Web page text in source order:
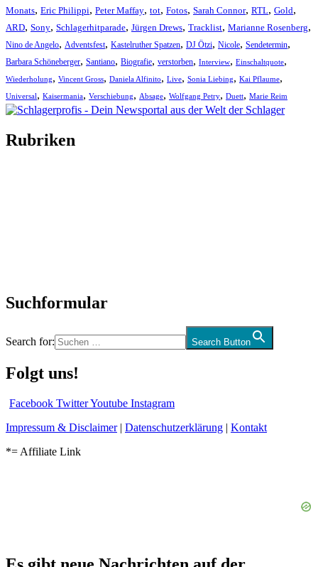
Monats, Eric Philippi, Peter Maffay, tot, Fotos, Sarah Connor, RTL, Gold,
ARD, Sony, Schlagerhitparade, Jürgen Drews, Tracklist, Marianne Rosenberg,
Nino de Angelo, Adventsfest, Kastelruther Spatzen, DJ Ötzi, Nicole, Sendetermin,
Barbara Schöneberger, Santiano, Biografie, verstorben, Interview, Einschaltquote,
Wiederholung, Vincent Gross, Daniela Alfinito, Live, Sonia Liebing, Kai Pflaume,
Universal, Kaisermania, Verschiebung, Absage, Wolfgang Petry, Duett, Marie Reim
Rubriken
Suchformular
Search for: Search Button
Folgt uns!
Facebook TwitterYoutube Instagram
Impressum & Disclaimer| Datenschutzerklärung | Kontakt
*= Affiliate Link